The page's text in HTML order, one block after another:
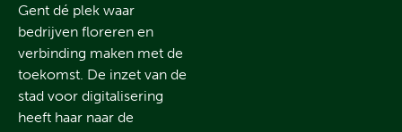
Gent dé plek waar
bedrijven floreren en
verbinding maken met de
toekomst. De inzet van de
stad voor digitalisering
heeft haar naar de